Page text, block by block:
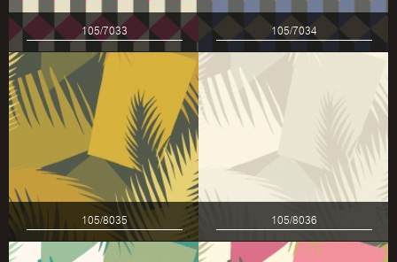
105/7033 105/7034
105/8035 105/8036